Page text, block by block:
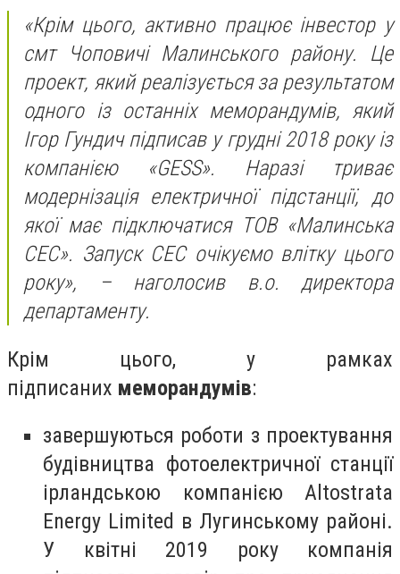
«Крім цього, активно працює інвестор у
смт Чоповичі Малинського району. Це
проект, який реалізується за результатом
одного із останніх меморандумів, який
Ігор Гундич підписав у грудні 2018 року із
компанією «GESS». Наразі триває
модернізація електричної підстанції, до
якої має підключатися ТОВ «Малинська
СЕС». Запуск СЕС очікуємо влітку цього
року», – наголосив в.о. директора
департаменту.
Крім цього, у рамках
підписаних меморандумів:
завершуються роботи з проектування
будівництва фотоелектричної станції
ірландською компанією Altostrata
Energy Limited в Лугинському районі.
У квітні 2019 року компанія